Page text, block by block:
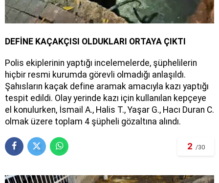
DEFİNE KAÇAKÇISI OLDUKLARI ORTAYA ÇIKTI
Polis ekiplerinin yaptığı incelemelerde, şüphelilerin
hiçbir resmi kurumda görevli olmadığı anlaşıldı.
Şahısların kaçak define aramak amacıyla kazı yaptığı
tespit edildi. Olay yerinde kazı için kullanılan kepçeye
el konulurken, İsmail A., Halis T., Yaşar G., Hacı Duran C.
olmak üzere toplam 4 şüpheli gözaltına alındı.
2 /30